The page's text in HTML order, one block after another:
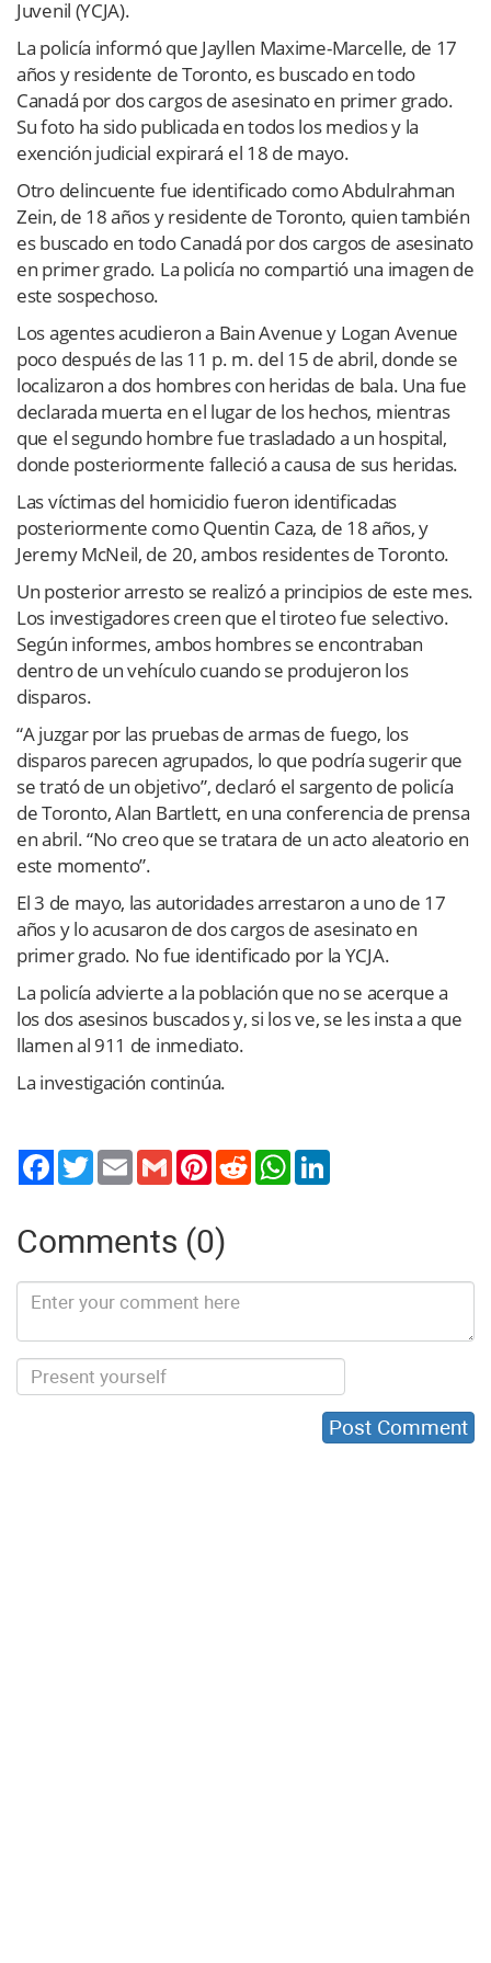
Juvenil (YCJA).
La policía informó que Jayllen Maxime-Marcelle, de 17
años y residente de Toronto, es buscado en todo
Canadá por dos cargos de asesinato en primer grado.
Su foto ha sido publicada en todos los medios y la
exención judicial expirará el 18 de mayo.
Otro delincuente fue identificado como Abdulrahman
Zein, de 18 años y residente de Toronto, quien también
es buscado en todo Canadá por dos cargos de asesinato
en primer grado. La policía no compartió una imagen de
este sospechoso.
Los agentes acudieron a Bain Avenue y Logan Avenue
poco después de las 11 p. m. del 15 de abril, donde se
localizaron a dos hombres con heridas de bala. Una fue
declarada muerta en el lugar de los hechos, mientras
que el segundo hombre fue trasladado a un hospital,
donde posteriormente falleció a causa de sus heridas.
Las víctimas del homicidio fueron identificadas
posteriormente como Quentin Caza, de 18 años, y
Jeremy McNeil, de 20, ambos residentes de Toronto.
Un posterior arresto se realizó a principios de este mes.
Los investigadores creen que el tiroteo fue selectivo.
Según informes, ambos hombres se encontraban
dentro de un vehículo cuando se produjeron los
disparos.
“A juzgar por las pruebas de armas de fuego, los
disparos parecen agrupados, lo que podría sugerir que
se trató de un objetivo”, declaró el sargento de policía
de Toronto, Alan Bartlett, en una conferencia de prensa
en abril. “No creo que se tratara de un acto aleatorio en
este momento”.
El 3 de mayo, las autoridades arrestaron a uno de 17
años y lo acusaron de dos cargos de asesinato en
primer grado. No fue identificado por la YCJA.
La policía advierte a la población que no se acerque a
los dos asesinos buscados y, si los ve, se les insta a que
llamen al 911 de inmediato.
La investigación continúa.
TwitterEmail Gmail PinterestReddit WhatsApp
Comments (0)